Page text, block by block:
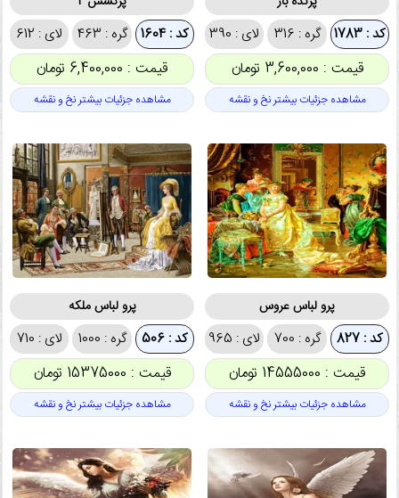
کد : 1783 گره : 316 لای : 390
قیمت : 3,600,000 تومان
مشاهده جزئیات بیشتر نخ و نقشه
کد : 1604 گره : 463 لای : 612
قیمت : 6,400,000 تومان
مشاهده جزئیات بیشتر نخ و نقشه
پرو لباس عروس
کد : 827 گره : 700 لای : 965
قیمت : 14555000 تومان
مشاهده جزئیات بیشتر نخ و نقشه
پرو لباس ملکه
کد : 506 گره : 1000 لای : 710
قیمت : 15375000 تومان
مشاهده جزئیات بیشتر نخ و نقشه